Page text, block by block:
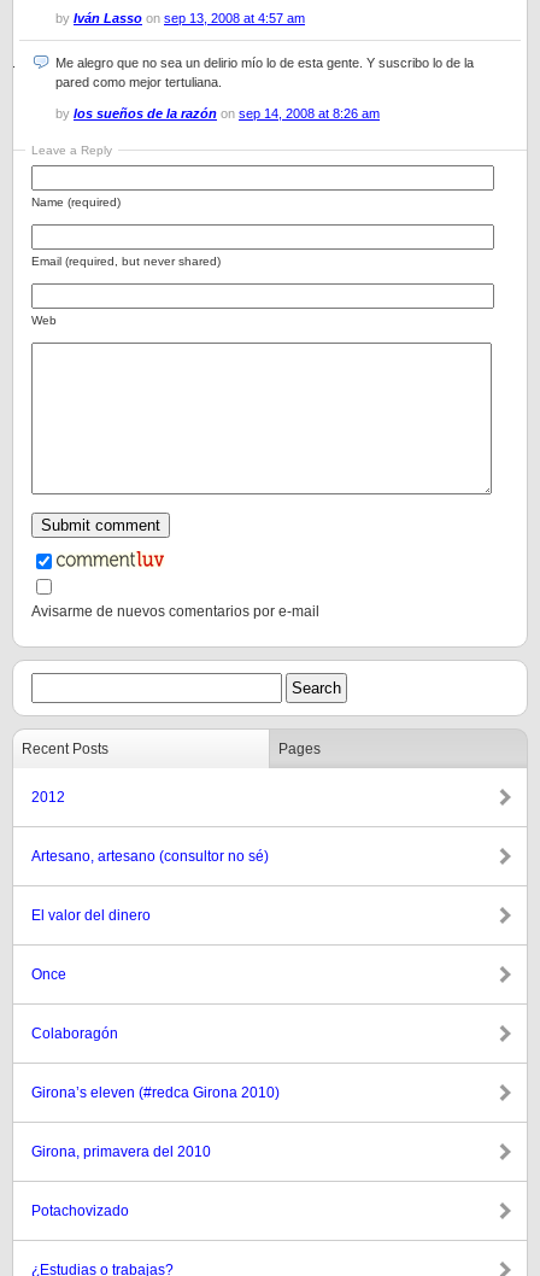
by Iván Lasso on sep 13, 2008 at 4:57 am
Me alegro que no sea un delirio mío lo de esta gente. Y suscribo lo de la
pared como mejor tertuliana.
by los sueños de la razón on sep 14, 2008 at 8:26 am
Leave a Reply
Name (required)
Email (required, but never shared)
Web
Avisarme de nuevos comentarios por e-mail
Recent Posts Pages
2012
Artesano, artesano (consultor no sé)
El valor del dinero
Once
Colaboragón
Girona’s eleven (#redca Girona 2010)
Girona, primavera del 2010
Potachovizado
¿Estudias o trabajas?